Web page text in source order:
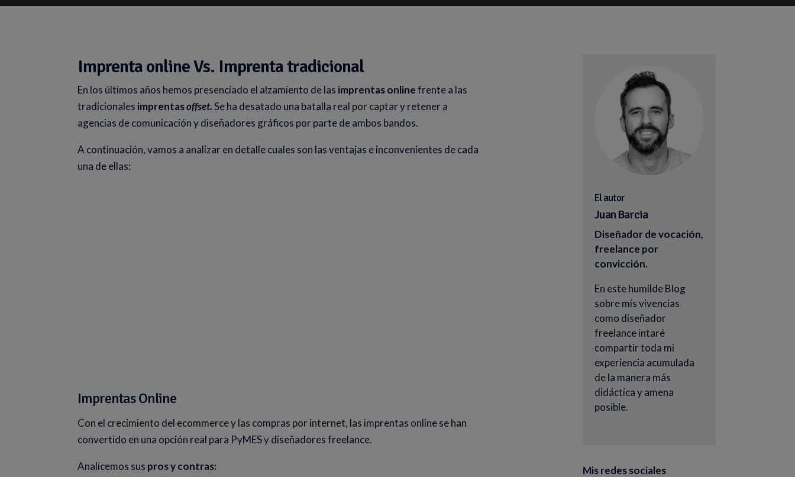
Imprenta online Vs. Imprenta tradicional
En los últimos años hemos presenciado el alzamiento de las imprentas onlinefrente a las
tradicionales imprentasoffset.Se ha desatado una batalla real por captar y retener a
agencias de comunicación y diseñadores gráficos por parte de ambos bandos.
A continuación, vamos a analizar en detalle cuales son las ventajas e inconvenientes de cada
una de ellas:
Imprentas Online
Con el crecimiento del ecommerce y las compras por internet, las imprentas online se han
convertido en una opción real para PyMES y diseñadores freelance.
Analicemos sus pros y contras:
El autor
Juan Barcia
Diseñador de vocación,
freelance por
convicción.
En este humilde Blog
sobre mis vivencias
como diseñador
freelance intaré
compartir toda mi
experiencia acumulada
de la manera más
didáctica y amena
posible.
Mis redes sociales